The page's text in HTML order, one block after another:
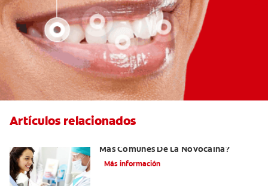
Artículos relacionados
Más Comunes De La Novocaína?
Más información